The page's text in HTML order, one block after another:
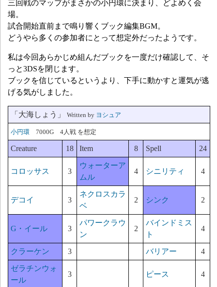
三回戦のマップがまさかの小円環に決まり、どよめく会
場。
試合開始直前まで鳴り響くブック編集BGM。
どうやら多くの参加者にとって想定外だったようです。
私は今回あらかじめ組んだブックを一度だけ確認して、そ
っと3DSを閉じます。
ブックを信じているというより、下手に動かすと運気が逃
げる気がしました。
「大海しょう」 Written by ヨシュア
小円環 7000G 4人戦 を想定
Creature 18 Item 8 Spell 24
コロッサス 3
ウォーターア
ムル
4 シニリティ 4
デコイ 3
ネクロスカラ
ベ
2 シンク 2
G・イール 3
パワークラウ
ン
2
バインドミス
ト
4
クラーケン 3 バリアー 4
ゼラチンウォ
ール
3 ピース 4